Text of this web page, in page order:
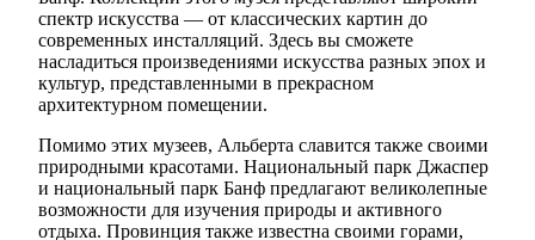
спектр искусства — от классических картин до
современных инсталляций. Здесь вы сможете
насладиться произведениями искусства разных эпох и
культур, представленными в прекрасном
архитектурном помещении.
Помимо этих музеев, Альберта славится также своими
природными красотами. Национальный парк Джаспер
и национальный парк Банф предлагают великолепные
возможности для изучения природы и активного
отдыха. Провинция также известна своими горами,